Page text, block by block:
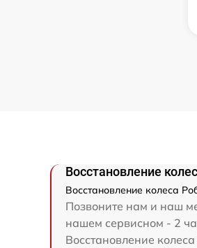
Восстановление
Восстановление
Восстановление колеса
Позвоните нам и наш
нашем сервисном - 2
Восстановление